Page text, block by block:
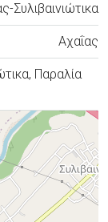
Συλιβαινιώτικα
Αχαΐας
Παραλία